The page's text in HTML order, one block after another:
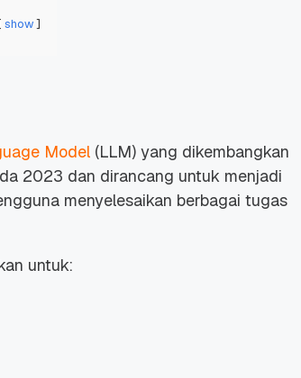
show
Model (LLM) yang dikembangkan
2023 dan dirancang untuk menjadi
menyelesaikan berbagai tugas
untuk: